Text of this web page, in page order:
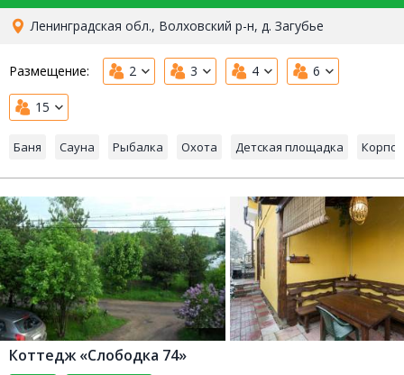
Ленинградская обл., Волховский р-н, д. Загубье
Размещение: 2 3 4 6
15
Баня Сауна Рыбалка Охота Детская площадка
Коттедж «Слободка 74»